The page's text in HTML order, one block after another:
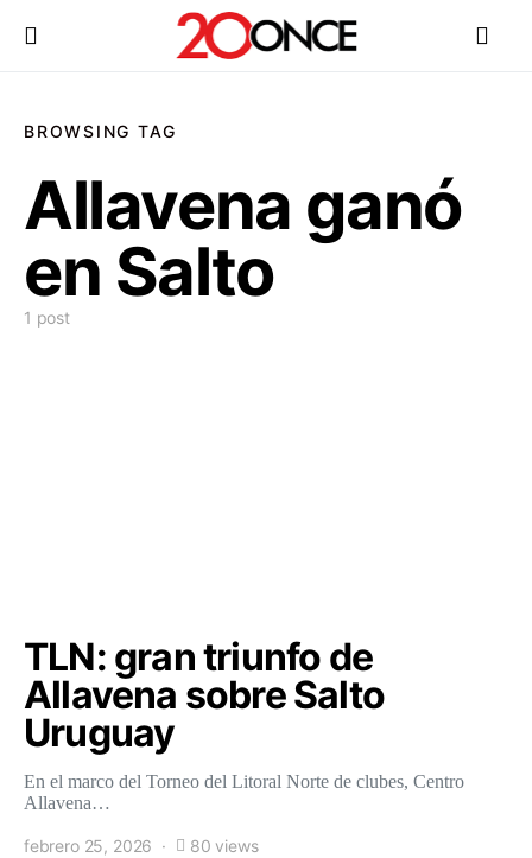
BROWSING TAG
Allavena ganó
en Salto
1 post
TLN: gran triunfo de
Allavena sobre Salto
Uruguay
En el marco del Torneo del Litoral Norte de clubes, Centro
Allavena…
febrero 25, 2026 80 views